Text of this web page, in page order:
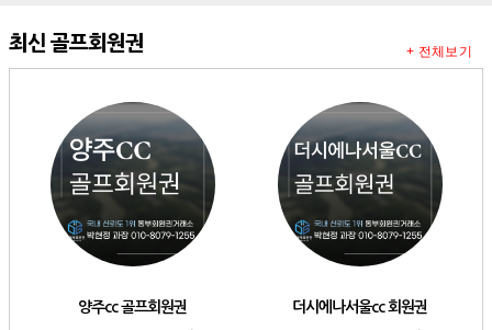
[골프]발리오스cc 회원권 종류
[리조트]소노호텔앤리조트 패밀리 등기 무기명
켄싱턴리조트 31평 등기 통합 회원권
[리조트] 빌라쥬드 아난티 기명 회원권
[리조트] 안토리조트 가든하우스 77평 등기 기명
[리조트] 소노호텔앤리조트 로얄 회원제 기명
소노호텔앤리조트 스위트 등기 기명
양주cc 골프회원권
최신 골프회원권
양주cc 골프회원권 더시에나서울cc 회원권
+ 전체보기